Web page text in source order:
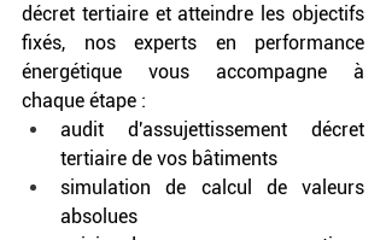
décret tertiaire et atteindre les objectifs
fixés, nos experts en performance
énergétique vous accompagne à
chaque étape :
audit d'assujettissement décret
tertiaire de vos bâtiments
simulation de calcul de valeurs
absolues